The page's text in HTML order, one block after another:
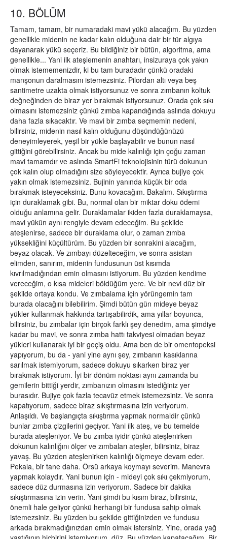
10. BÖLÜM
Tamam, tamam, bir numaradaki mavi yükü alacağım. Bu yüzden
genellikle midenin ne kadar kalın olduğuna dair bir tür algıya
dayanarak yükü seçeriz. Bu bildiğiniz bir bütün, algoritma, ama
genellikle... Yani ilk ateşlemenin anahtarı, insizuraya çok yakın
olmak istememenizdir, ki bu tam buradadır çünkü oradaki
manşonun daralmasını istemezsiniz. Pilordan altı veya beş
santimetre uzakta olmak istiyorsunuz ve sonra zımbanın koltuk
değneğinden de biraz yer bırakmak istiyorsunuz. Orada çok sıkı
olmasını istemezsiniz çünkü zımba kapandığında aslında dokuyu
daha fazla sıkacaktır. Ve mavi bir zımba seçmemin nedeni,
bilirsiniz, midenin nasıl kalın olduğunu düşündüğünüzü
deneyimleyerek, yeşil bir yükle başlayabilir ve bunun nasıl
gittiğini görebilirsiniz. Ancak bu mide kalınlığı için çoğu zaman
mavi tamamdır ve aslında SmartFi teknolojisinin türü dokunun
çok kalın olup olmadığını size söyleyecektir. Ayrıca bujiye çok
yakın olmak istemezsiniz. Bujinin yanında küçük bir oda
bırakmak isteyeceksiniz. Bunu kovacağım. Bakalım. Sıkıştırma
için duraklamak gibi. Bu, normal olan bir miktar doku ödemi
olduğu anlamına gelir. Duraklamalar ikiden fazla duraklamaysa,
mavi yükün aynı rengiyle devam edeceğim. Bu şekilde
ateşlenirse, sadece bir duraklama olur, o zaman zımba
yüksekliğini küçültürüm. Bu yüzden bir sonrakini alacağım,
beyaz olacak. Ve zımbayı düzelteceğim, ve sonra asistan
elimden, sanırım, midenin fundusunun üst kısımda
kıvrılmadığından emin olmasını istiyorum. Bu yüzden kendime
vereceğim, o kısa mideleri böldüğüm yere. Ve bir nevi düz bir
şekilde ortaya kondu. Ve zımbalama için yörüngemin tam
burada olacağını bilebilirim. Şimdi bütün gün mideye beyaz
yükler kullanmak hakkında tartışabilirdik, ama yıllar boyunca,
bilirsiniz, bu zımbalar için birçok farklı şey denedim, ama şimdiye
kadar bu mavi, ve sonra zımba hattı takviyesi olmadan beyaz
yükleri kullanarak iyi bir geçiş oldu. Ama ben de bir omentopeksi
yapıyorum, bu da - yani yine aynı şey, zımbanın kasıklarına
sarılmak istemiyorum, sadece dokuyu sıkarken biraz yer
bırakmak istiyorum. İyi bir dönüm noktası aynı zamanda bu
gemilerin bittiği yerdir, zımbanızın olmasını istediğiniz yer
burasıdır. Bujiye çok fazla tecavüz etmek istemezsiniz. Ve sonra
kapatıyorum, sadece biraz sıkıştırmasına izin veriyorum.
Anlaşıldı. Ve başlangıçta sıkıştırma yapmak normaldir çünkü
bunlar zımba çizgilerini geçiyor. Yani ilk ateş, ve bu temelde
burada ateşleniyor. Ve bu zımba iyidir çünkü ateşlenirken
dokunun kalınlığını ölçer ve zımbaları ateşler, bilirsiniz, biraz
yavaş. Bu yüzden ateşlenirken kalınlığı ölçmeye devam eder.
Pekala, bir tane daha. Örsü arkaya koymayı severim. Manevra
yapmak kolaydır. Yani bunun için - mideyi çok sıkı çekmiyorum,
sadece düz durmasına izin veriyorum. Sadece bir dakika
sıkıştırmasına izin verin. Yani şimdi bu kısım biraz, bilirsiniz,
önemli hale geliyor çünkü herhangi bir fundusa sahip olmak
istemezsiniz. Bu yüzden bu şekilde gittiğinizden ve fundusu
arkada bırakmadığınızdan emin olmak istersiniz. Yine, orada yağ